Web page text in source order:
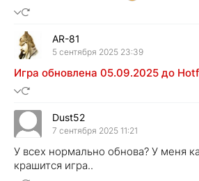
AR-81
5 сентября 2025 23:39
Игра обновлена 05.09.2025 до
Dust52
7 сентября 2025 11:21
У всех нормально обнова? У меня
крашится игра..